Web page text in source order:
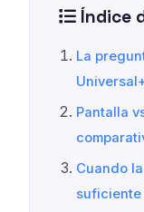
Índice
La
Pantalla
Cuando
suficiente